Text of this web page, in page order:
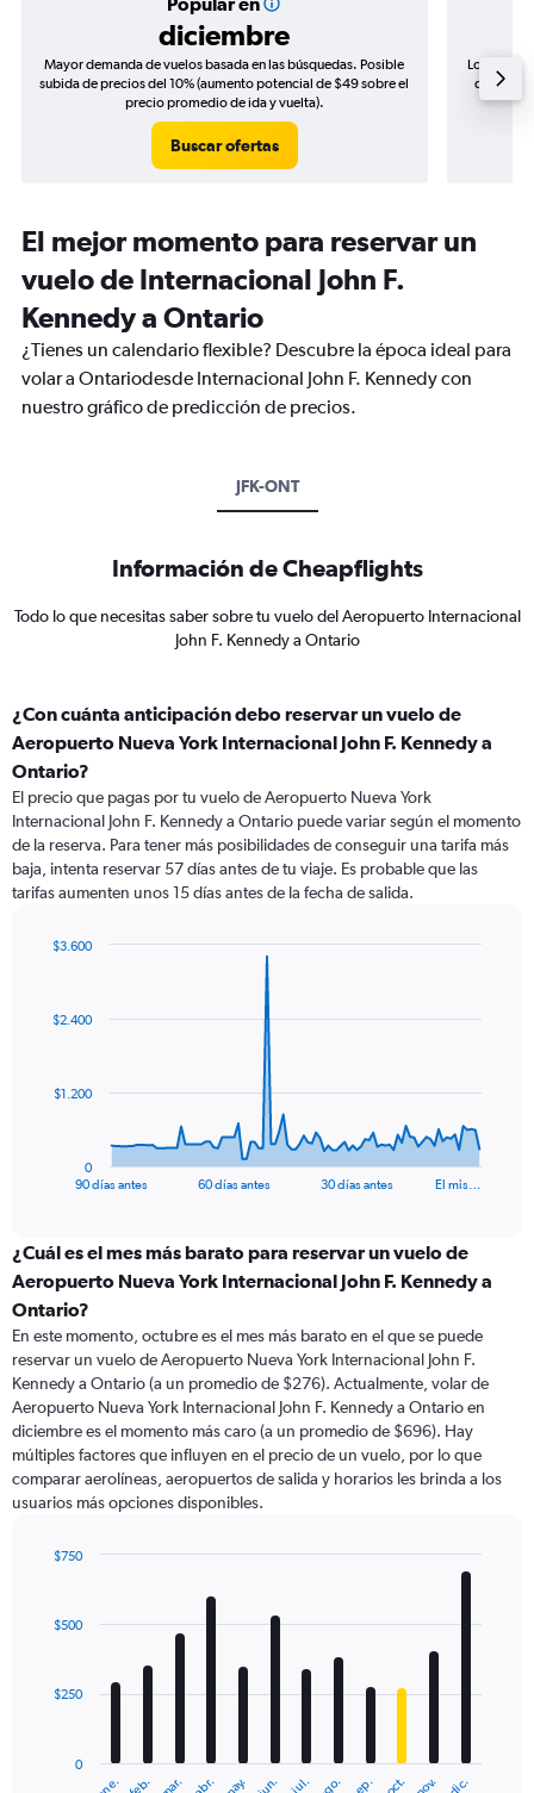
diciembre
Mayor demanda de vuelos basada en las búsquedas. Posible
subida de precios del 10% (aumento potencial de $49 sobre el
precio promedio de ida y vuelta).
Buscar ofertas
Los
de
El mejor momento para reservar un
vuelo de Internacional John F.
Kennedy a Ontario
¿Tienes un calendario flexible? Descubre la época ideal para
volar a Ontariodesde Internacional John F. Kennedy con
nuestro gráfico de predicción de precios.
JFK-ONT
Información de Cheapflights
Todo lo que necesitas saber sobre tu vuelo del Aeropuerto Internacional
John F. Kennedy a Ontario
¿Con cuánta anticipación debo reservar un vuelo de
Aeropuerto Nueva York Internacional John F. Kennedy a
Ontario?
El precio que pagas por tu vuelo de Aeropuerto Nueva York
Internacional John F. Kennedy a Ontario puede variar según el momento
de la reserva. Para tener más posibilidades de conseguir una tarifa más
baja, intenta reservar 57 días antes de tu viaje. Es probable que las
tarifas aumenten unos 15 días antes de la fecha de salida.
data
The
categories.
Range:
91
categories.
The
chart
has
1
Y
axis
displaying
values.
to
90 días antes 60 días antes 30 días antes El mis…
0
$1.200
$2.400
$3.600
¿Cuál es el mes más barato para reservar un vuelo de
Aeropuerto Nueva York Internacional John F. Kennedy a
Ontario?
En este momento, octubre es el mes más barato en el que se puede
reservar un vuelo de Aeropuerto Nueva York Internacional John F.
Kennedy a Ontario (a un promedio de $276). Actualmente, volar de
Aeropuerto Nueva York Internacional John F. Kennedy a Ontario en
diciembre es el momento más caro (a un promedio de $696). Hay
múltiples factores que influyen en el precio de un vuelo, por lo que
comparar aerolíneas, aeropuertos de salida y horarios les brinda a los
usuarios más opciones disponibles.
with
12
The
feb. abr. jun. jul. oct. nov. dic.
0
$250
$500
$750